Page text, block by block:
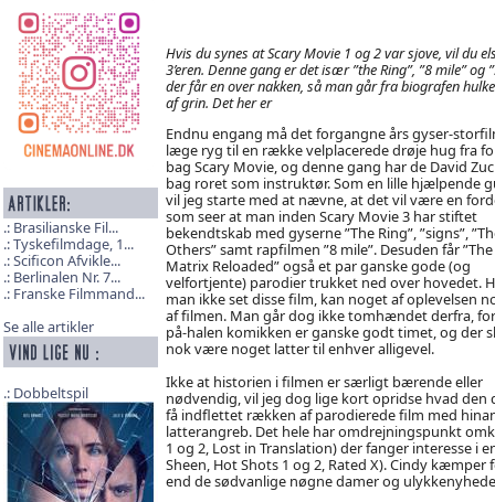
Brasilianske Fil...
Tyskefilmdage, 1...
Scificon Afvikle...
Berlinalen Nr. 7...
Franske Filmmand...
Se alle artikler
Dobbeltspil
Hvis du synes at Scary Movie 1 og 2 var sjove, vil du
3’eren. Denne gang er det især ”the Ring”, ”8 mile” og
der får en over nakken, så man går fra biografen
af grin. Det her er
Endnu engang må det forgangne års gyser-
læge ryg til en række velplacerede drøje hug fra
bag Scary Movie, og denne gang har de David
bag roret som instruktør. Som en lille hjælpende
vil jeg starte med at nævne, at det vil være en
som seer at man inden Scary Movie 3 har stiftet
bekendtskab med gyserne ”The Ring”, ”signs”,
Others” samt rapfilmen ”8 mile”. Desuden får ”The
Matrix Reloaded” også et par ganske gode (og
velfortjente) parodier trukket ned over hovedet.
man ikke set disse film, kan noget af oplevelsen
af filmen. Man går dog ikke tomhændet derfra,
på-halen komikken er ganske godt timet, og der
nok være noget latter til enhver alligevel.
Ikke at historien i filmen er særligt bærende eller
nødvendig, vil jeg dog lige kort opridse hvad
få indflettet rækken af parodierede film med
latterangreb. Det hele har omdrejningspunkt
1 og 2, Lost in Translation) der fanger interesse i
Sheen, Hot Shots 1 og 2, Rated X). Cindy
end de sødvanlige nøgne damer og